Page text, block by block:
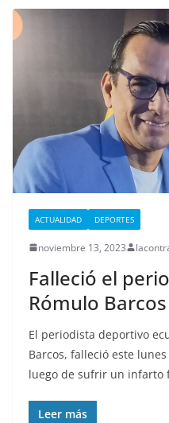
ACTUALIDAD DEPORTES
noviembre 13, 2023
Falleció el
Rómulo Barcos
El periodista deportivo
Barcos, falleció este
luego de sufrir un infarto
Leer más